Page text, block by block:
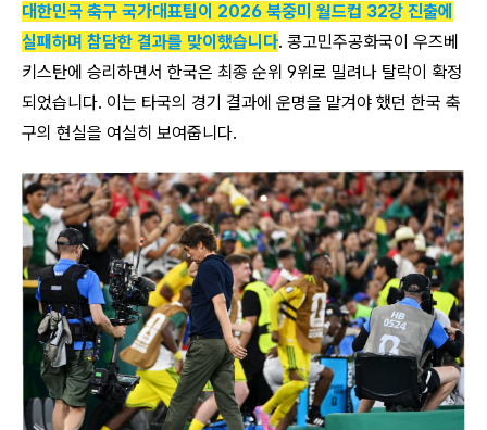
대한민국 축구 국가대표팀이 2026 북중미 월드컵 32강 진출에
실패하며 참담한 결과를 맞이했습니다. 콩고민주공화국이 우즈베
키스탄에 승리하면서 한국은 최종 순위 9위로 밀려나 탈락이 확정
되었습니다. 이는 타국의 경기 결과에 운명을 맡겨야 했던 한국 축
구의 현실을 여실히 보여줍니다.